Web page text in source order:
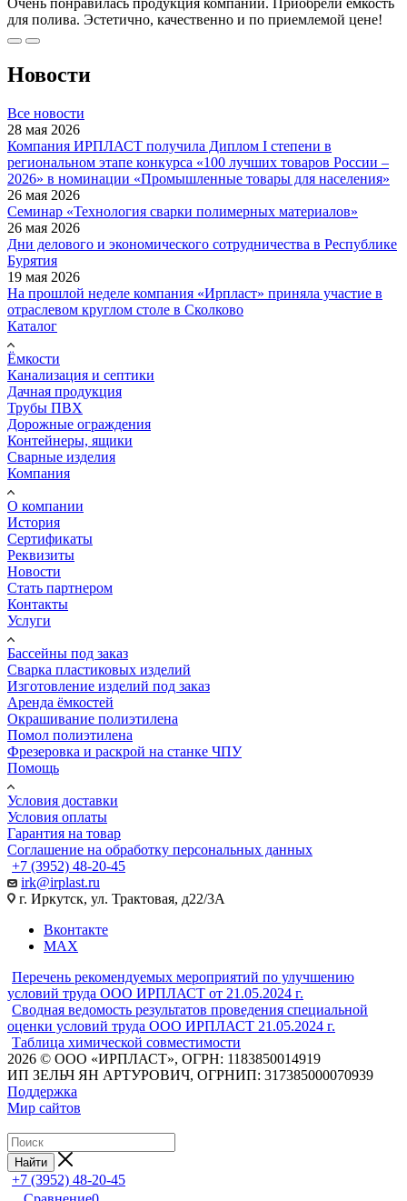
для полива. Эстетично, качественно и по приемлемой цене!
Новости
Все новости
28 мая 2026
Компания ИРПЛАСТ получила Диплом I степени в
региональном этапе конкурса «100 лучших товаров России –
2026» в номинации «Промышленные товары для населения»
26 мая 2026
Семинар «Технология сварки полимерных материалов»
26 мая 2026
Дни делового и экономического сотрудничества в Республике
Бурятия
19 мая 2026
На прошлой неделе компания «Ирпласт» приняла участие в
отраслевом круглом столе в Сколково
Каталог
Ёмкости
Канализация и септики
Дачная продукция
Трубы ПВХ
Дорожные ограждения
Контейнеры, ящики
Сварные изделия
Компания
О компании
История
Сертификаты
Реквизиты
Новости
Стать партнером
Контакты
Услуги
Бассейны под заказ
Сварка пластиковых изделий
Изготовление изделий под заказ
Аренда ёмкостей
Окрашивание полиэтилена
Помол полиэтилена
Фрезеровка и раскрой на станке ЧПУ
Помощь
Условия доставки
Условия оплаты
Гарантия на товар
Соглашение на обработку персональных данных
+7 (3952) 48-20-45
irk@irplast.ru
г. Иркутск, ул. Трактовая, д22/3А
Вконтакте
MAX
Перечень рекомендуемых мероприятий по улучшению
условий труда ООО ИРПЛАСТ от 21.05.2024 г.
Сводная ведомость результатов проведения специальной
оценки условий труда ООО ИРПЛАСТ 21.05.2024 г.
Таблица химической совместимости
2026 © ООО «ИРПЛАСТ», ОГРН: 1183850014919
ИП ЗЕЛЬЧ ЯН АРТУРОВИЧ, ОГРНИП: 317385000070939
Поддержка
Мир сайтов
Найти
+7 (3952) 48-20-45